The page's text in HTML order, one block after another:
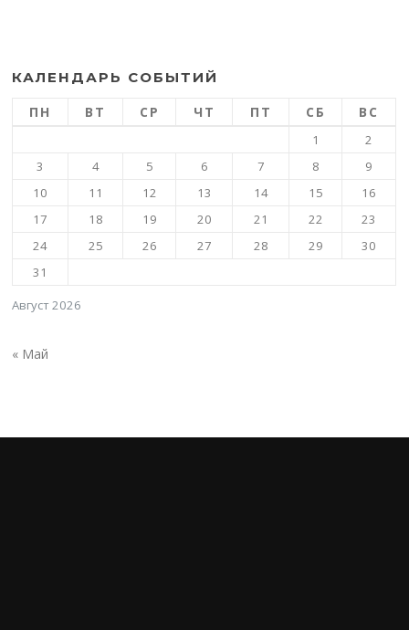
КАЛЕНДАРЬ СОБЫТИЙ
Август 2026
ПН ВТ СР ЧТ ПТ СБ ВС
1
2
3
4 5 6 7 8
9
10
11 12 13 14 15
16
17
18 19 20 21 22
23
24
25 26 27 28 29
30
31
« Май